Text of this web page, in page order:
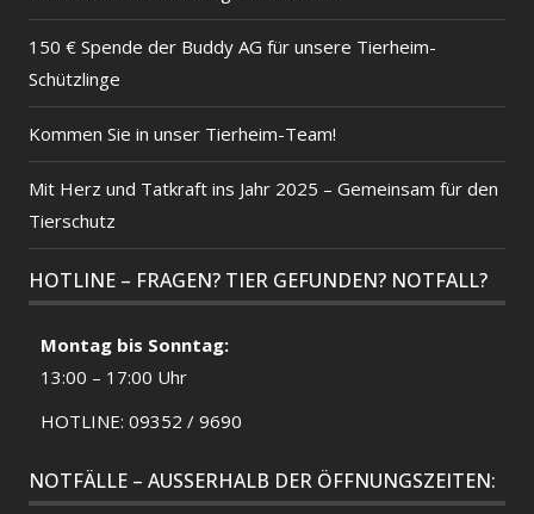
150 € Spende der Buddy AG für unsere Tierheim-
Schützlinge
Kommen Sie in unser Tierheim-Team!
Mit Herz und Tatkraft ins Jahr 2025 – Gemeinsam für den
Tierschutz
HOTLINE – FRAGEN? TIER GEFUNDEN? NOTFALL?
Montag bis Sonntag:
13:00 – 17:00 Uhr
HOTLINE: 09352 / 9690
NOTFÄLLE – AUSSERHALB DER ÖFFNUNGSZEITEN: